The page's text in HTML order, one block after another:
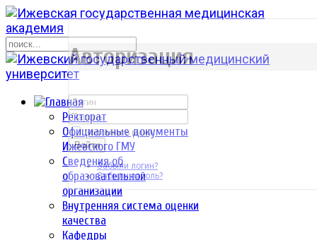
Ректорат
Официальные документы
Ижевского ГМУ
Сведения об
образовательной
организации
Внутренняя система оценки
качества
Кафедры
р
Авторизация
Запомнить меня
Войти
Забыли логин?
Забыли пароль?